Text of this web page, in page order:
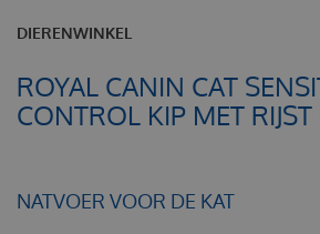
DIERENWINKEL
ROYAL CANIN CAT
CONTROL KIP MET
NATVOER VOOR DE KAT